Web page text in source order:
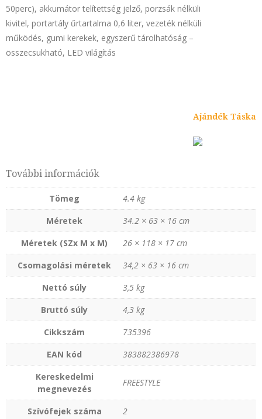
50perc), akkumátor telítettség jelző, porzsák nélküli
kivitel, portartály űrtartalma 0,6 liter, vezeték nélküli
működés, gumi kerekek, egyszerű tárolhatóság –
összecsukható, LED világítás
Ajándék Táska
További információk
Tömeg
4.4 kg
Méretek
34.2 × 63 × 16 cm
Méretek (SZx M x M)
26 × 118 × 17 cm
Csomagolási méretek
34‚2 × 63 × 16 cm
Nettó súly
3,5 kg
Bruttó súly
4,3 kg
Cikkszám
735396
EAN kód
383882386978
Kereskedelmi
megnevezés
FREESTYLE
Szívófejek száma
2